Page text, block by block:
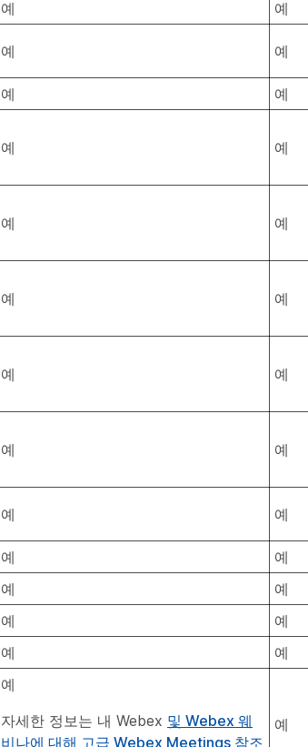
예
예
예 예
예
예
예 예
예 예
예 예
예 예
예 예
예 예
예
예
예
예
예
예
예 예
예
자세한 정보는 내 Webex 및 Webex 웨
비나에 대해 고급 Webex Meetings 참조
예